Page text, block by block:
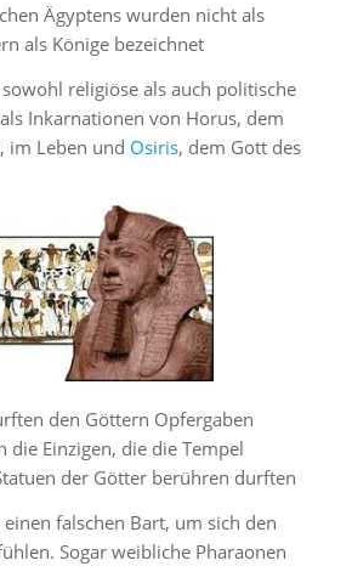
Ägyptens wurden nicht als
als Könige bezeichnet
religiöse als auch politische
Inkarnationen von Horus, dem
im Leben und Osiris, dem Gott des
den Göttern Opfergaben
die Einzigen, die die Tempel
der Götter berühren durften
falschen Bart, um sich den
Sogar weibliche Pharaonen